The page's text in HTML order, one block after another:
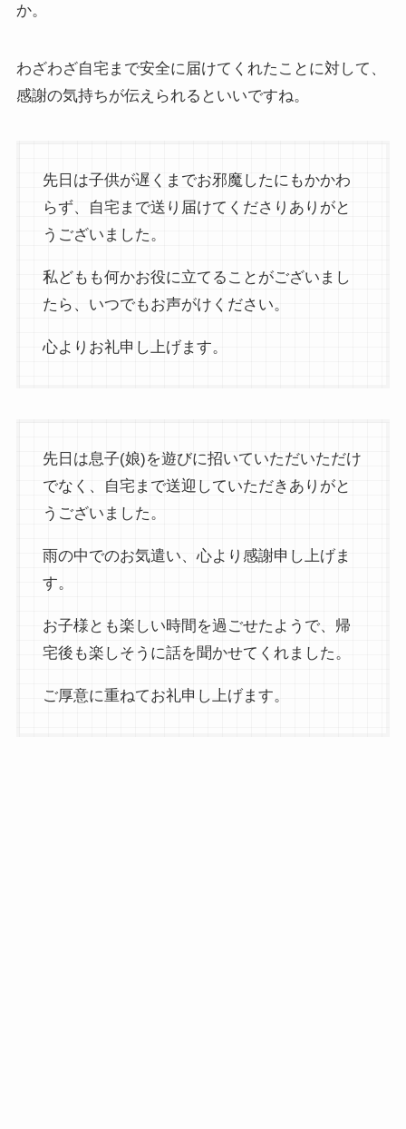
か。
わざわざ自宅まで安全に届けてくれたことに対して、
感謝の気持ちが伝えられるといいですね。
先日は子供が遅くまでお邪魔したにもかかわ
らず、自宅まで送り届けてくださりありがと
うございました。
私どもも何かお役に立てることがございまし
たら、いつでもお声がけください。
心よりお礼申し上げます。
先日は息子(娘)を遊びに招いていただいただけ
でなく、自宅まで送迎していただきありがと
うございました。
雨の中でのお気遣い、心より感謝申し上げま
す。
お子様とも楽しい時間を過ごせたようで、帰
宅後も楽しそうに話を聞かせてくれました。
ご厚意に重ねてお礼申し上げます。